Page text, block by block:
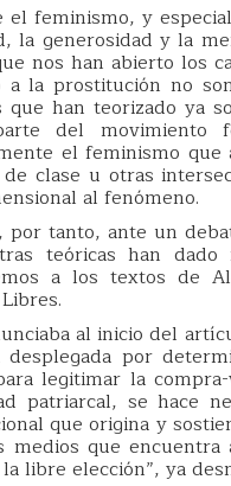
el feminismo, y
la generosidad y la
nos han abierto los
la prostitución no
que han teorizado ya
del movimiento
el feminismo
clase u otras
al fenómeno.
por tanto, ante un
teóricas han dado
a los textos de
al inicio del
desplegada por
legitimar la
patriarcal, se hace
que origina y
medios que
libre elección”, ya